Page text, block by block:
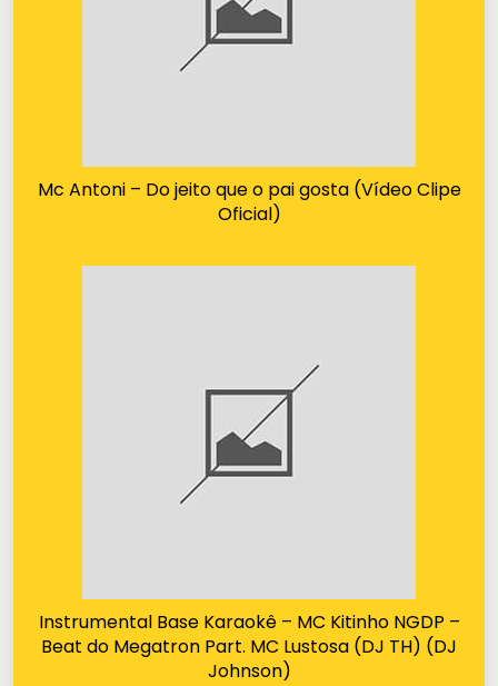
Mc Antoni – Do jeito que o pai gosta (Vídeo Clipe
Oficial)
Instrumental Base Karaokê – MC Kitinho NGDP –
Beat do Megatron Part. MC Lustosa (DJ TH) (DJ
Johnson)